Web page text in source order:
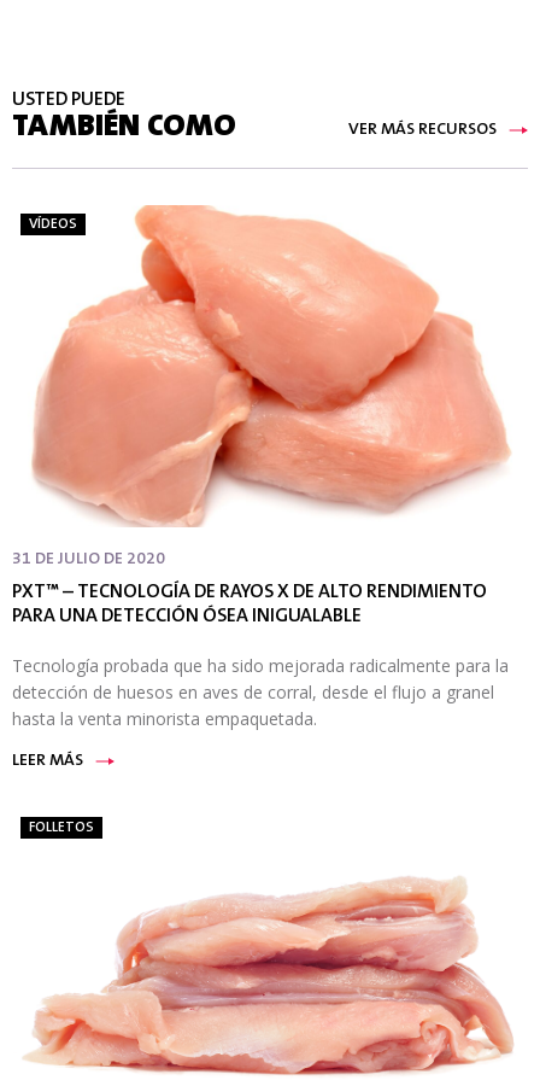
USTED PUEDE
TAMBIÉN COMO VER MÁS RECURSOS
VÍDEOS
31 DE JULIO DE 2020
PXT™ – TECNOLOGÍA DE RAYOS X DE ALTO RENDIMIENTO
PARA UNA DETECCIÓN ÓSEA INIGUALABLE
Tecnología probada que ha sido mejorada radicalmente para la
detección de huesos en aves de corral, desde el flujo a granel
hasta la venta minorista empaquetada.
LEER MÁS
FOLLETOS